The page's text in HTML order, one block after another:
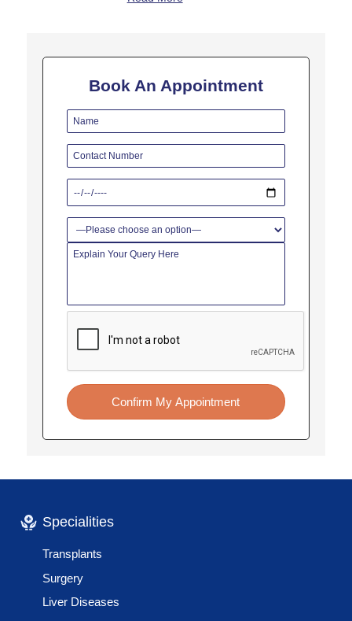
Book An Appointment
Confirm My Appointment
Specialities
Transplants
Surgery
Liver Diseases